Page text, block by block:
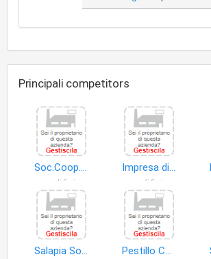
Principali competitors
Soc.Coop. Michele Lopizzo
edifici
Impresa di Costruzioni Operamolla di Operamolla Antonio & C. S.a.s
edifici
Salapia Soc.Coop. Edilizia
Pestillo Costruzioni di Pestillo Ruggiero & C. S.a.s